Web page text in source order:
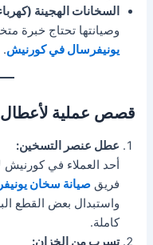
السخانات الهجينة
وصيانتها تحتاج خبرة
يونيفرسال في كورنيش.
قصص عملية لأعطال
عطل عنصر التسخين:
أحد العملاء في كورنيش
فريقصيانة سخان
واستبدال بعض القطع
كاملة.
تسرب من الخزان: